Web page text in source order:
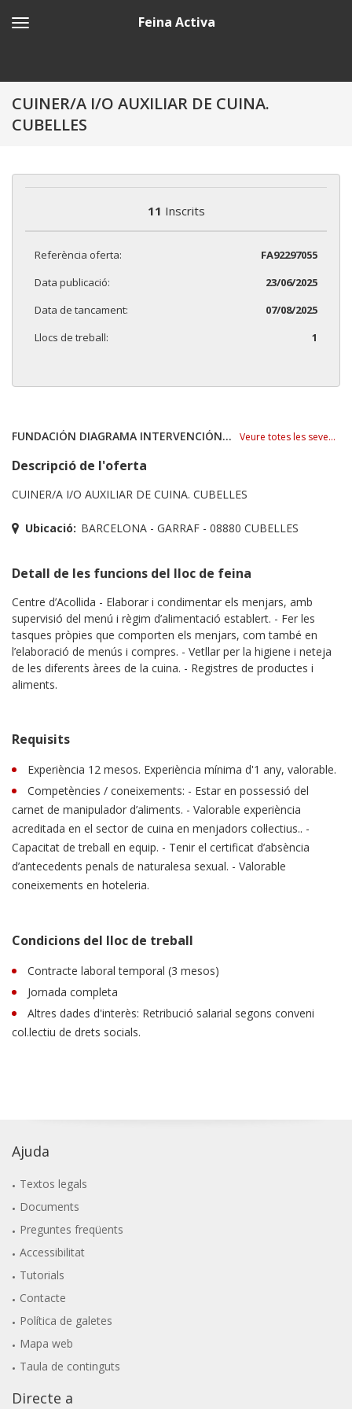
Feina Activa
CUINER/A I/O AUXILIAR DE CUINA.
CUBELLES
11 Inscrits
Referència oferta:
FA92297055
Data publicació:
23/06/2025
Data de tancament:
07/08/2025
Llocs de treball:
1
FUNDACIÓN DIAGRAMA INTERVENCIÓN PSICOSOCIAL Veure totes les seves ofertes
Descripció de l'oferta
CUINER/A I/O AUXILIAR DE CUINA. CUBELLES
Ubicació: BARCELONA - GARRAF - 08880 CUBELLES
Detall de les funcions del lloc de feina
Centre d’Acollida - Elaborar i condimentar els menjars, amb
supervisió del menú i règim d’alimentació establert. - Fer les
tasques pròpies que comporten els menjars, com també en
l’elaboració de menús i compres. - Vetllar per la higiene i neteja
de les diferents àrees de la cuina. - Registres de productes i
aliments.
Requisits
Experiència 12 mesos. Experiència mínima d'1 any, valorable.
Competències / coneixements: - Estar en possessió del
carnet de manipulador d’aliments. - Valorable experiència
acreditada en el sector de cuina en menjadors col·lectius.. -
Capacitat de treball en equip. - Tenir el certificat d’absència
d’antecedents penals de naturalesa sexual. - Valorable
coneixements en hoteleria.
Condicions del lloc de treball
Contracte laboral temporal (3 mesos)
Jornada completa
Altres dades d'interès: Retribució salarial segons conveni
col.lectiu de drets socials.
Ajuda
Textos legals
Documents
Preguntes freqüents
Accessibilitat
Tutorials
Contacte
Política de galetes
Mapa web
Taula de continguts
Directe a